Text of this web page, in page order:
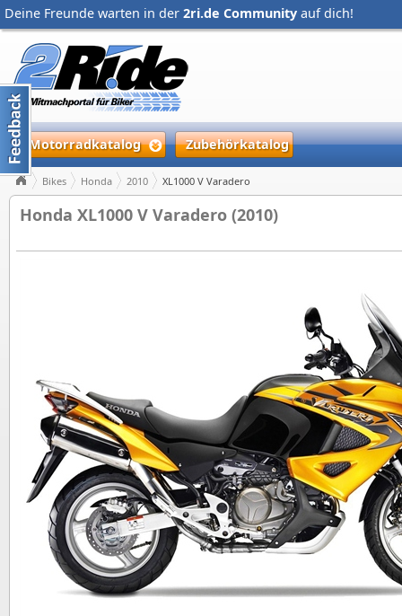
Deine Freunde warten in der 2ri.de Community auf dich!
Motorradkatalog Zubehörkatalog
Bikes Honda 2010 XL1000 V Varadero
Honda XL1000 V Varadero (2010)